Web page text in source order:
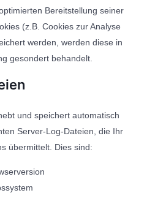
Bereitstellung seiner
(z.B. Cookies zur Analyse
werden, werden diese in
gesondert behandelt.
und speichert automatisch
Server-Log-Dateien, die Ihr
übermittelt. Dies sind: